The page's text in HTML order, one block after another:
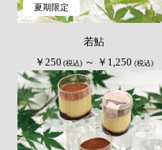
夏期限定
若鮎
￥250 (税込) ～ ￥1,250 (税込)